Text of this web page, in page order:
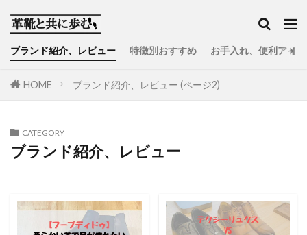
ブランド紹介、レビュー 特徴別おすすめ お手入れ、便利アイ
HOME ブランド紹介、レビュー (ページ2)
CATEGORY
ブランド紹介、レビュー